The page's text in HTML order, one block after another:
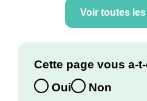
Voir toutes
Cette page vous a-
Oui
Non